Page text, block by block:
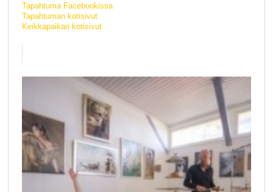
Tapahtuma Facebookissa
Tapahtuman kotisivut
Keikkapaikan kotisivut